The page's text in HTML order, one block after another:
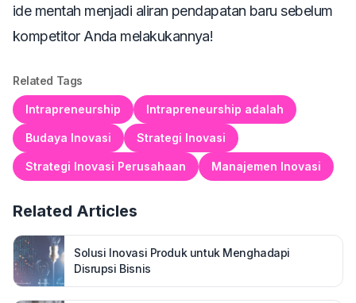
ide mentah menjadi aliran pendapatan baru sebelum
kompetitor Anda melakukannya!
Related Tags
Intrapreneurship Intrapreneurship adalah
Budaya Inovasi Strategi Inovasi
Strategi Inovasi Perusahaan Manajemen Inovasi
Related Articles
Solusi Inovasi Produk untuk Menghadapi
Disrupsi Bisnis